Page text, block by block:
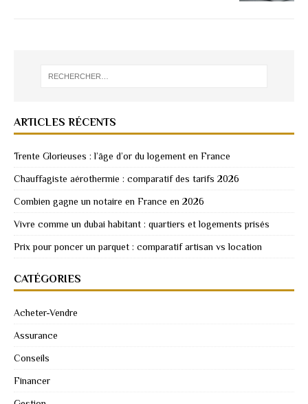
ARTICLES RÉCENTS
Trente Glorieuses : l’âge d’or du logement en France
Chauffagiste aérothermie : comparatif des tarifs 2026
Combien gagne un notaire en France en 2026
Vivre comme un dubai habitant : quartiers et logements prisés
Prix pour poncer un parquet : comparatif artisan vs location
CATÉGORIES
Acheter-Vendre
Assurance
Conseils
Financer